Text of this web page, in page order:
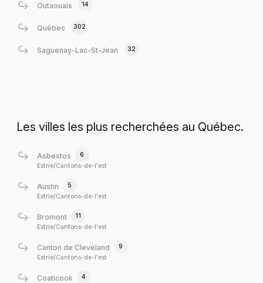
Outaouais 14
Québec 302
Saguenay-Lac-St-Jean 32
Les villes les plus recherchées au Québec.
Asbestos
6
Estrie/Cantons-de-l'est
Austin
5
Estrie/Cantons-de-l'est
Bromont
11
Estrie/Cantons-de-l'est
Canton de Cleveland
9
Estrie/Cantons-de-l'est
Coaticook
4